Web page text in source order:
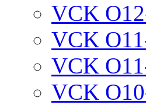
VCK
VCK
VCK
VCK